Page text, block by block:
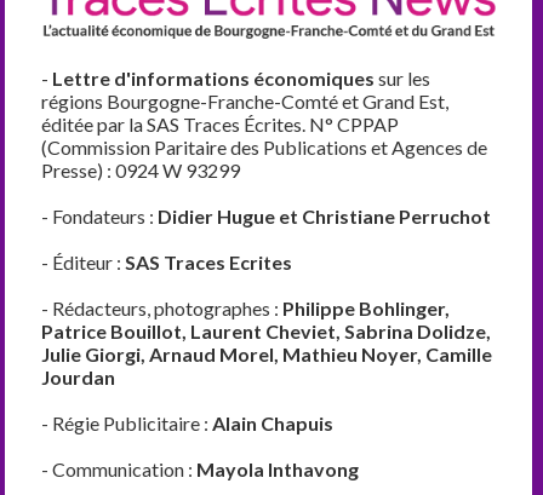
- Lettre d'informations économiques sur les
régions Bourgogne-Franche-Comté et Grand Est,
éditée par la SAS Traces Écrites. N° CPPAP
(Commission Paritaire des Publications et Agences de
Presse) : 0924 W 93299
- Fondateurs : Didier Hugue et Christiane Perruchot
- Éditeur :SAS Traces Ecrites
- Rédacteurs, photographes : Philippe Bohlinger,
Patrice Bouillot, Laurent Cheviet, Sabrina Dolidze,
Julie Giorgi, Arnaud Morel, Mathieu Noyer, Camille
Jourdan
- Régie Publicitaire :Alain Chapuis
- Communication : Mayola Inthavong